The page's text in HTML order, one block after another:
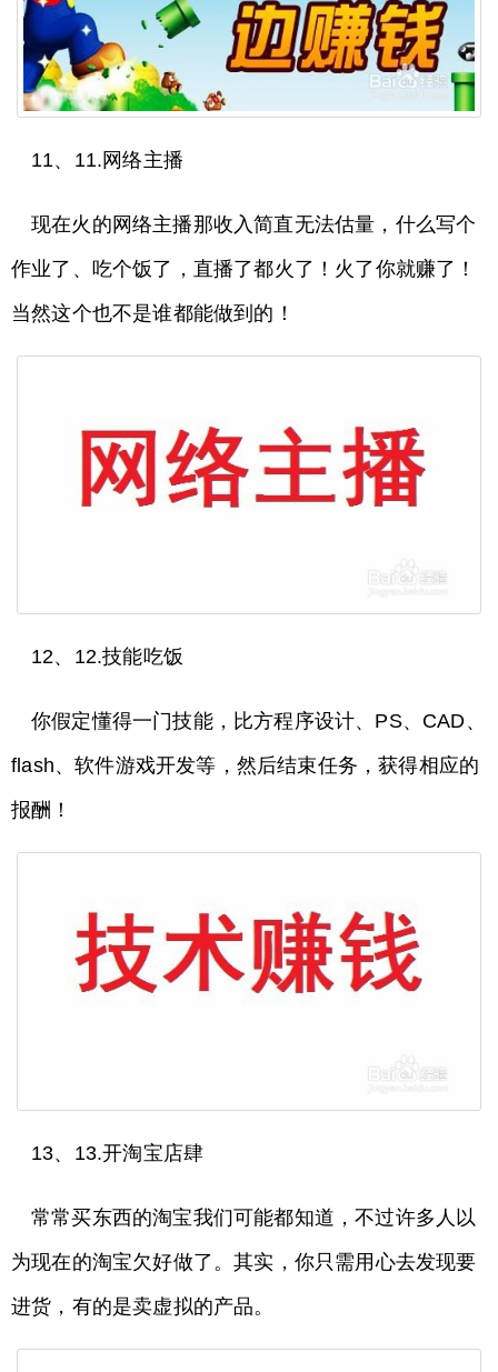
11、11.网络主播
现在火的网络主播那收入简直无法估量，什么写个
作业了、吃个饭了，直播了都火了！火了你就赚了！
当然这个也不是谁都能做到的！
12、12.技能吃饭
你假定懂得一门技能，比方程序设计、PS、CAD、
flash、软件游戏开发等，然后结束任务，获得相应的
报酬！
13、13.开淘宝店肆
常常买东西的淘宝我们可能都知道，不过许多人以
为现在的淘宝欠好做了。其实，你只需用心去发现要
进货，有的是卖虚拟的产品。